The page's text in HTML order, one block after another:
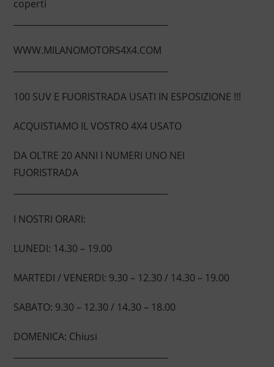
coperti
WWW.MILANOMOTORS4X4.COM
100 SUV E FUORISTRADA USATI IN ESPOSIZIONE !!!
ACQUISTIAMO IL VOSTRO 4X4 USATO
DA OLTRE 20 ANNI I NUMERI UNO NEI
FUORISTRADA
I NOSTRI ORARI:
LUNEDI: 14.30 – 19.00
MARTEDI / VENERDI: 9.30 – 12.30 / 14.30 – 19.00
SABATO: 9.30 – 12.30 / 14.30 – 18.00
DOMENICA: Chiusi